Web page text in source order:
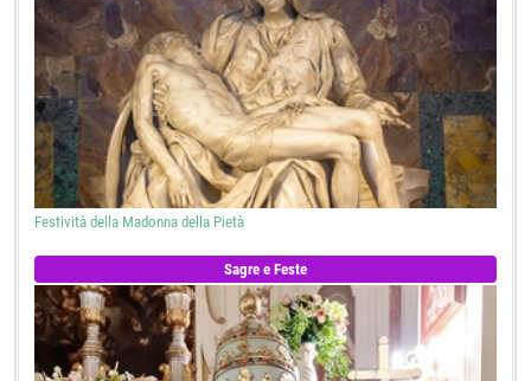
Festività della Madonna della Pietà
Sagre e Feste